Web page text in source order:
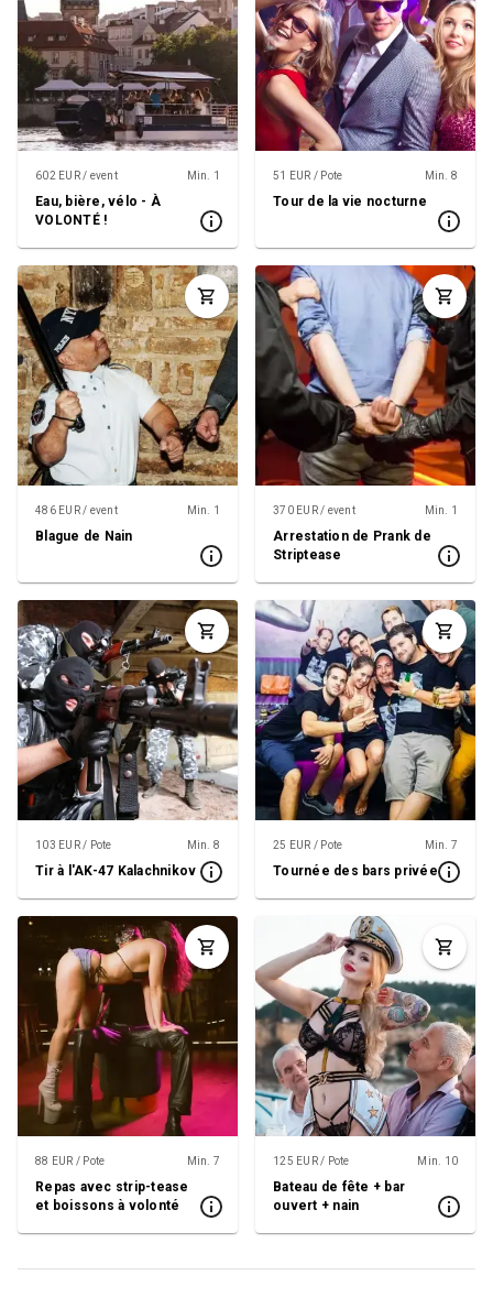
602 EUR / event Min. 1
Eau, bière, vélo - À
VOLONTÉ !
51 EUR / Pote Min. 8
Tour de la vie nocturne
486 EUR / event Min. 1
Blague de Nain
370 EUR / event Min. 1
Arrestation de Prank de
Striptease
103 EUR / Pote Min. 8
Tir à l'AK-47 Kalachnikov
25 EUR / Pote Min. 7
Tournée des bars privée
88 EUR / Pote Min. 7
Repas avec strip-tease
et boissons à volonté
125 EUR / Pote Min. 10
Bateau de fête + bar
ouvert + nain